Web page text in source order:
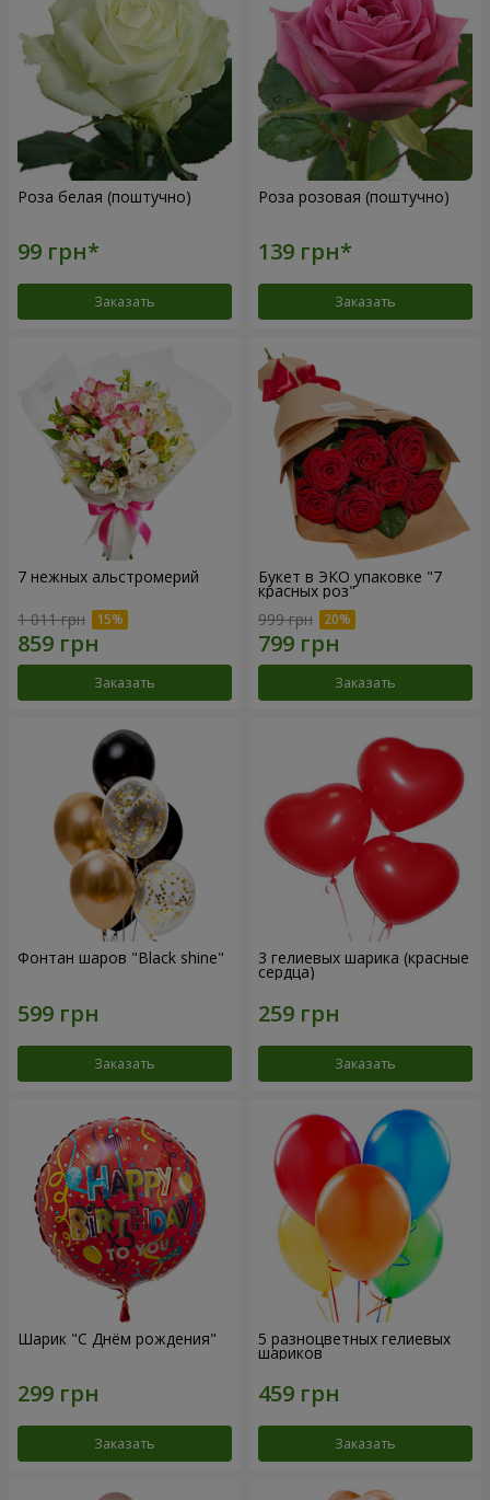
Роза белая (поштучно)
Заказать
Роза розовая (поштучно)
Заказать
7 нежных альстромерий
1 011 грн
Заказать
Букет в ЭКО упаковке "7
красных роз"
999 грн
Заказать
Фонтан шаров "Black shine"
Заказать
3 гелиевых шарика (красные
сердца)
Заказать
Шарик "С Днём рождения"
Заказать
5 разноцветных гелиевых
шариков
Заказать